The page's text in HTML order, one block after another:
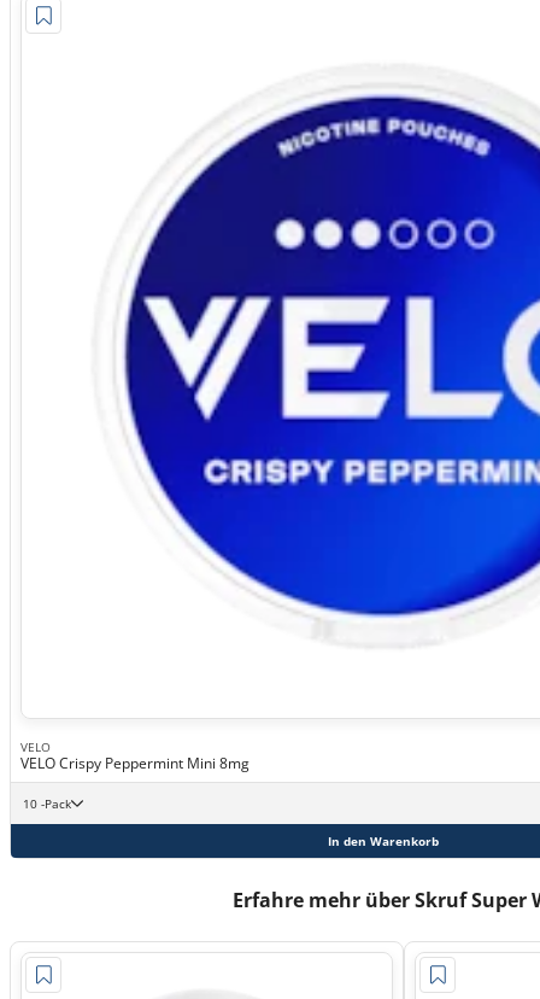
VELO
VELO Crispy Peppermint Mini 8mg
10 -Pack
In den Warenkorb
Erfahre mehr über Skruf Super